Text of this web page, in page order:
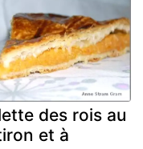
des rois au
et à